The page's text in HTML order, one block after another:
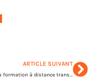
ARTICLE SUIVANT
Quand la formation à distance transforme l’entreprise : un atout reconnu